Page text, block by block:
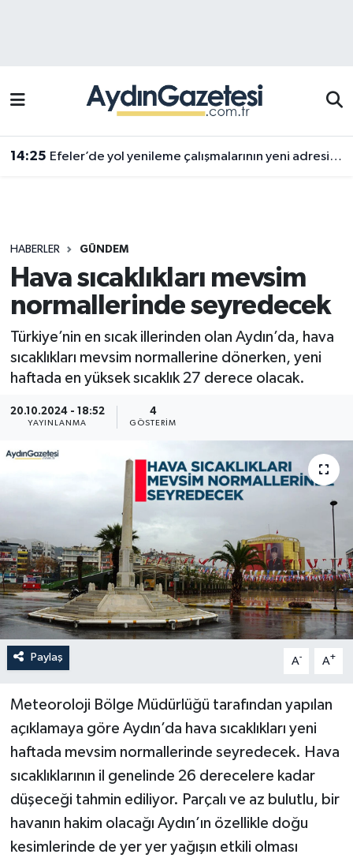
14:25 Efeler’de yol yenileme çalışmalarının yeni adresi Pınardere Mahallesi
HABERLER GÜNDEM
Hava sıcaklıkları mevsim
normallerinde seyredecek
Türkiye’nin en sıcak illerinden olan Aydın’da, hava
sıcaklıkları mevsim normallerine dönerken, yeni
haftada en yüksek sıcaklık 27 derece olacak.
20.10.2024 - 18:52
YAYINLANMA
4
GÖSTERIM
Paylaş A- A+
Meteoroloji Bölge Müdürlüğü tarafından yapılan
açıklamaya göre Aydın’da hava sıcaklıkları yeni
haftada mevsim normallerinde seyredecek. Hava
sıcaklıklarının il genelinde 26 derecelere kadar
düşeceği tahmin ediliyor. Parçalı ve az bulutlu, bir
havanın hakim olacağı Aydın’ın özellikle doğu
kesimlerinde de yer yer yağışın etkili olması
Efeler Trafik Yoğunluk Haritası
Süper Lig Puan Durumu ve Fikstür